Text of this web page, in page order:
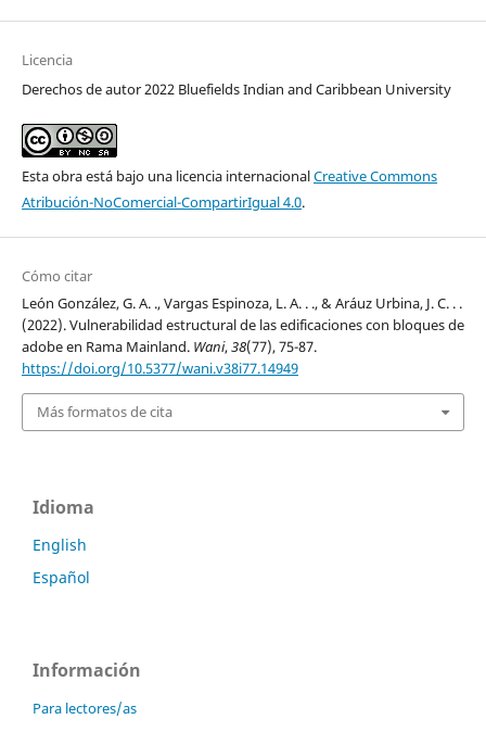
Licencia
Derechos de autor 2022 Bluefields Indian and Caribbean University
Esta obra está bajo una licencia internacionalCreative Commons
Atribución-NoComercial-CompartirIgual 4.0.
Cómo citar
León González, G. A. ., Vargas Espinoza, L. A. . ., & Aráuz Urbina, J. C. . .
(2022). Vulnerabilidad estructural de las edificaciones con bloques de
adobe en Rama Mainland. Wani,38(77), 75-87.
https://doi.org/10.5377/wani.v38i77.14949
Más formatos de cita
Idioma
English
Español
Información
Para lectores/as